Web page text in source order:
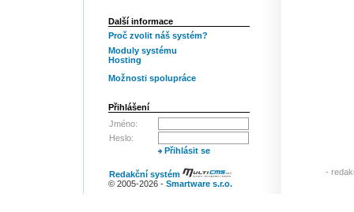
Další informace
Proč zvolit náš systém?
Moduly systému
Hosting
Možnosti spolupráce
Přihlášení
Jméno:
Heslo:
Přihlásit se
Redakční systém
© 2005-2026 - Smartware s.r.o.
-